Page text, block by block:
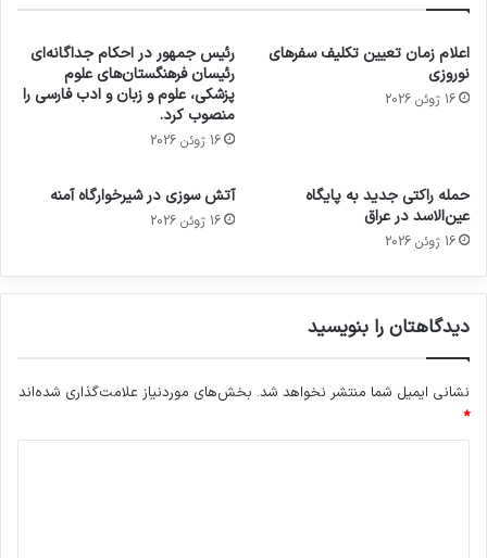
اعلام زمان تعیین تکلیف سفرهای
نوروزی
16 ژوئن 2026
رئیس جمهور در احکام جداگانه‌ای
رئیسان فرهنگستان‌های علوم
پزشکی، علوم و زبان و ادب فارسی را
منصوب کرد.
16 ژوئن 2026
حمله راکتی جدید به پایگاه
عین‌الاسد در عراق
16 ژوئن 2026
آتش سوزی در شیرخوارگاه آمنه
16 ژوئن 2026
دیدگاهتان را بنویسید
نشانی ایمیل شما منتشر نخواهد شد. بخش‌های موردنیاز علامت‌گذاری شده‌اند
*